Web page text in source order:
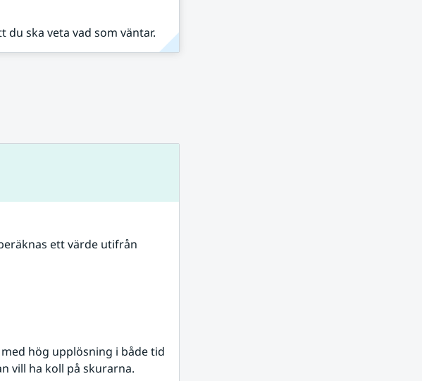
ska veta vad som väntar.
ett värde utifrån
hög upplösning i både tid
vill ha koll på skurarna.